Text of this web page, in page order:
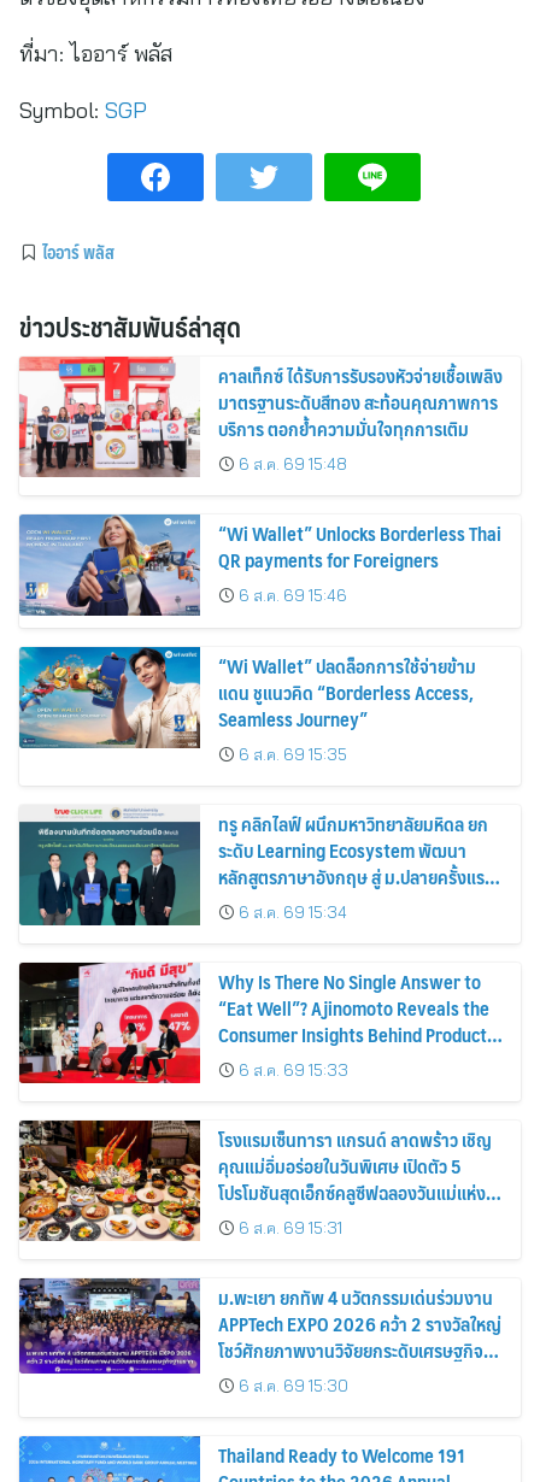
ที่มา: ไออาร์ พลัส
Symbol: SGP
ไออาร์ พลัส
ข่าวประชาสัมพันธ์ล่าสุด
คาลเท็กซ์ ได้รับการรับรองหัวจ่ายเชื้อเพลิง
มาตรฐานระดับสีทอง สะท้อนคุณภาพการ
บริการ ตอกย้ำความมั่นใจทุกการเติม
6 ส.ค. 69 15:48
“Wi Wallet” Unlocks Borderless Thai
QR payments for Foreigners
6 ส.ค. 69 15:46
“Wi Wallet” ปลดล็อกการใช้จ่ายข้าม
แดน ชูแนวคิด “Borderless Access,
Seamless Journey”
6 ส.ค. 69 15:35
ทรู คลิกไลฟ์ ผนึกมหาวิทยาลัยมหิดล ยก
ระดับ Learning Ecosystem พัฒนา
หลักสูตรภาษาอังกฤษ สู่ ม.ปลายครั้งแรก!
พร้อมใช้ปีการศึกษา 2570
6 ส.ค. 69 15:34
Why Is There No Single Answer to
“Eat Well”? Ajinomoto Reveals the
Consumer Insights Behind Product
Innovation for Every Lifestyle
6 ส.ค. 69 15:33
โรงแรมเซ็นทารา แกรนด์ ลาดพร้าว เชิญ
คุณแม่อิ่มอร่อยในวันพิเศษ เปิดตัว 5
โปรโมชันสุดเอ็กซ์คลูซีฟฉลองวันแม่แห่ง
ชาติ6 ส.ค. 69 15:31
ม.พะเยา ยกทัพ 4 นวัตกรรมเด่นร่วมงาน
APPTech EXPO 2026 คว้า 2 รางวัลใหญ่
โชว์ศักยภาพงานวิจัยยกระดับเศรษฐกิจ
ฐานราก
6 ส.ค. 69 15:30
Thailand Ready to Welcome 191